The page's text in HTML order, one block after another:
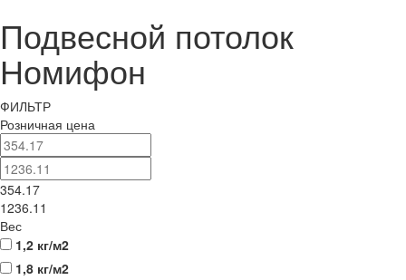
Подвесной потолок
Номифон
ФИЛЬТР
Розничная цена
354.17
1236.11
Вес
1,2 кг/м2
1,8 кг/м2